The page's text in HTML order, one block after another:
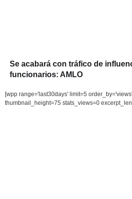
Se acabará con tráfico de
funcionarios: AMLO
[wpp range='last30days' limit=5
thumbnail_height=75 stats_views=0